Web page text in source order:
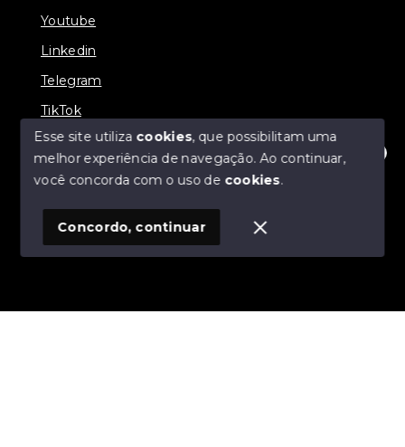
Olá! Estamos disponíveis para te ajudar.
Youtube
Linkedin
Telegram
TikTok
© Copyright 2026 - Prates Riviera Imóveis - Todos os
SITE PARA IMOBILIARIA
Esse site utiliza cookies, que possibilitam uma
melhor experiência de navegação.Ao continuar,
você concorda com o uso de cookies.
Concordo, continuar